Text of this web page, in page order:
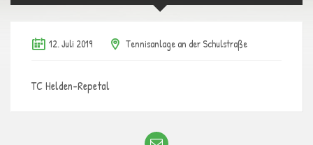
12. Juli 2019 Tennisanlage an der Schulstraße
TC Helden-Repetal